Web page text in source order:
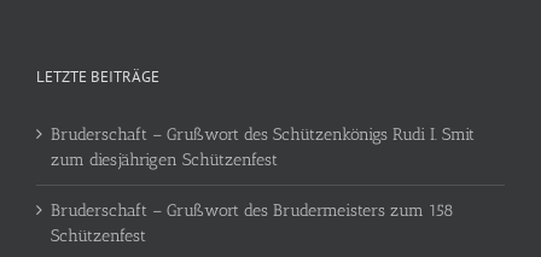
LETZTE BEITRÄGE
Bruderschaft – Grußwort des Schützenkönigs Rudi I. Smit
zum diesjährigen Schützenfest
Bruderschaft – Grußwort des Brudermeisters zum 158
Schützenfest